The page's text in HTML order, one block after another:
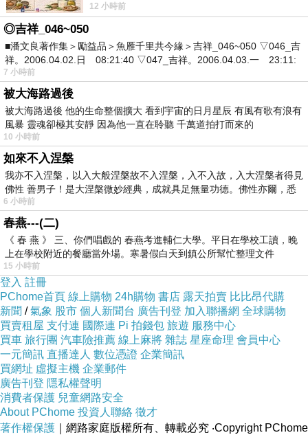
操練場
https://www.facebook.com/photo/?fbid=147
12 小時前
◎吉祥_046~050
■潘文良著作集＞勵益品＞魚雁千里共今緣＞吉祥_046~050 ▽046_吉
祥。2006.04.02.日 08:21:40 ▽047_吉祥。2006.04.03.一 23:11:
7 小時前
被大海路過後
被大海路過後 他的生命整個擴大 看到宇宙的日月星辰 有風有歌有浪有
風暴 靈魂卻極其安靜 因為他一直在聆聽 千萬道拍打而來的
10 小時前
如來不入涅槃
我亦不入涅槃，以入大般涅槃故不入涅槃，入不入故，入大涅槃者得見
佛性 善男子！是大涅槃微妙經典，成就具足無量功德。佛性亦爾，悉
6 小時前
春燕---(二)
《 春 燕 》 三、你們唱戲的 春燕考進輔仁大學。平日在學校工讀，晚
上在學校附近的餐廳當外場。寒暑假白天到鎮公所幫忙整理文件
15 小時前
登入 註冊
PChome首頁 線上購物 24h購物 書店 露天拍賣 比比昂代購
新聞 /氣象 股市 個人新聞台 廣告刊登 加入聯播網 全球購物
買賣租屋 支付連 國際連 Pi 拍錢包 旅遊 服務中心
買車 旅行團 汽車險推薦 線上麻將 雜誌 星座命理 會員中心
一元簡訊 直播達人 數位憑證 企業簡訊
買網址 虛擬主機 企業郵件
廣告刊登 隱私權聲明
消費者保護 兒童網路安全
About PChome 投資人聯絡 徵才
著作權保護 ｜網路家庭版權所有、轉載必究 ‧Copyright PChome